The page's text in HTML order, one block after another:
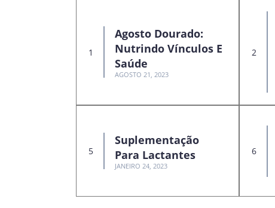
Agosto Dourado:
Nutrindo Vínculos E
Saúde
AGOSTO 21, 2023
Suplementação
Para Lactantes
JANEIRO 24, 2023